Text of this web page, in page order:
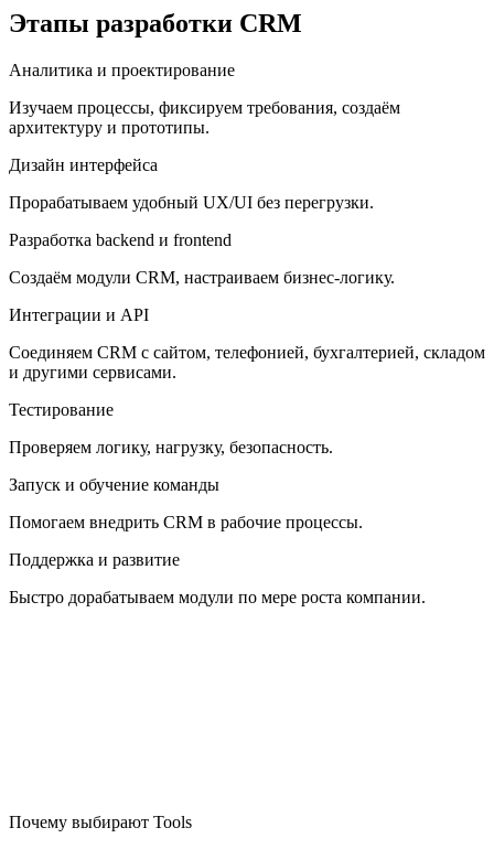
Этапы разработки CRM
Аналитика и проектирование
Изучаем процессы, фиксируем требования, создаём
архитектуру и прототипы.
Дизайн интерфейса
Прорабатываем удобный UX/UI без перегрузки.
Разработка backend и frontend
Создаём модули CRM, настраиваем бизнес-логику.
Интеграции и API
Соединяем CRM с сайтом, телефонией, бухгалтерией, складом
и другими сервисами.
Тестирование
Проверяем логику, нагрузку, безопасность.
Запуск и обучение команды
Помогаем внедрить CRM в рабочие процессы.
Поддержка и развитие
Быстро дорабатываем модули по мере роста компании.
Почему выбирают Tools